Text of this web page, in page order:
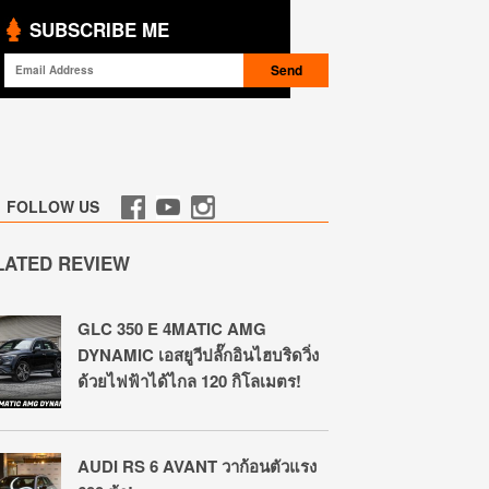
SUBSCRIBE ME
FOLLOW US
REVIEW
GLC 350 E 4MATIC AMG
DYNAMIC เอสยูวีปลั๊กอินไฮบริดวิ่ง
ด้วยไฟฟ้าได้ไกล 120 กิโลเมตร!
AUDI RS 6 AVANT วาก้อนตัวแรง